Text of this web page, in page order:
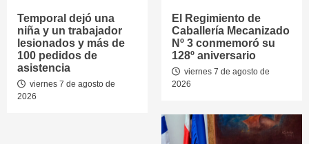
Temporal dejó una
niña y un trabajador
lesionados y más de
100 pedidos de
asistencia
viernes 7 de agosto de
2026
El Regimiento de
Caballería Mecanizado
Nº 3 conmemoró su
128º aniversario
viernes 7 de agosto de
2026